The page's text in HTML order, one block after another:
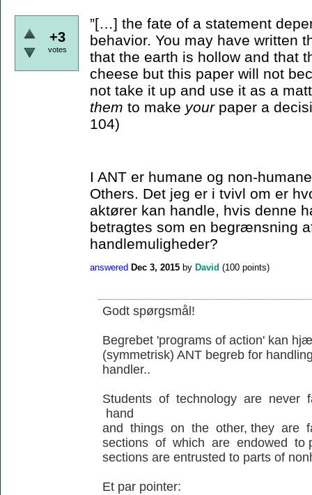
+3
votes
”[…] the fate of a statement
behavior. You may have written
that the earth is hollow and that
cheese but this paper will not
not take it up and use it as a
them to make your paper a
104)
I ANT er humane og non-
Others. Det jeg er i tvivl om er
aktører kan handle, hvis denne
betragtes som en begrænsning
handlemuligheder?
answered Dec 3, 2015 by David (100 points)
Godt spørgsmål!
Begrebet 'programs of action' kan
(symmetrisk) ANT begreb for
handler..
Students of technology are never
hand
and things on the other, they are
sections of which are endowed to
sections are entrusted to parts of
Et par pointer: